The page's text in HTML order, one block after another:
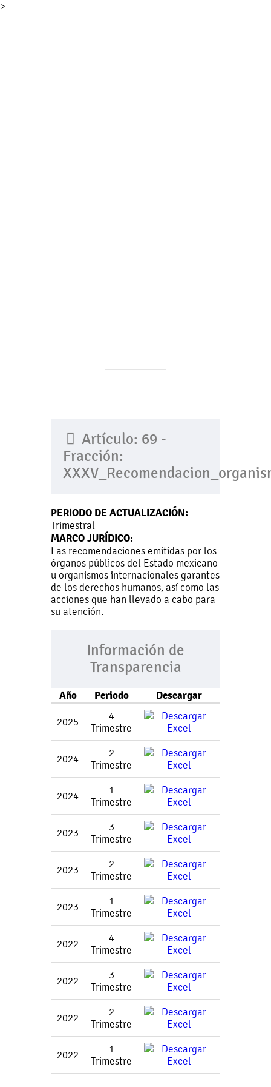
>
Artículo: 69 -
Fracción:
PERIODO DE ACTUALIZACIÓN:
Trimestral
MARCO JURÍDICO:
Las recomendaciones emitidas por los
órganos públicos del Estado mexicano
u organismos internacionales garantes
de los derechos humanos, así como las
acciones que han llevado a cabo para
su atención.
Información de
Transparencia
Año Periodo Descargar
2025
4
Trimestre
2024
2
Trimestre
2024
1
Trimestre
2023
3
Trimestre
2023
2
Trimestre
2023
1
Trimestre
2022
4
Trimestre
2022
3
Trimestre
2022
2
Trimestre
2022
1
Trimestre